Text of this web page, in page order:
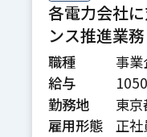
各電力会社
ンス推進業
部】
職種
事
給与
勤務地
東京
雇用形態
正社